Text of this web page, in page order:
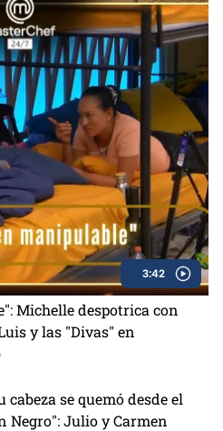
3:42
Michelle despotrica con
y las "Divas" en
cabeza se quemó desde el
Negro": Julio y Carmen